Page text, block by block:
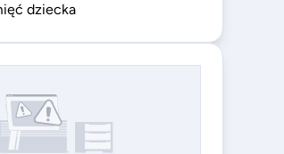
dziecka